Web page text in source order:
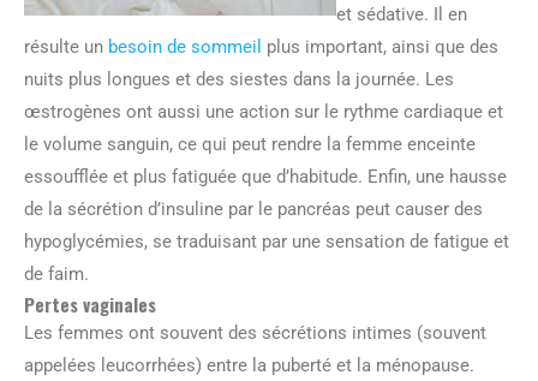
et sédative. Il en
résulte un besoin de sommeil plus important, ainsi que des
nuits plus longues et des siestes dans la journée. Les
œstrogènes ont aussi une action sur le rythme cardiaque et
le volume sanguin, ce qui peut rendre la femme enceinte
essoufflée et plus fatiguée que d’habitude. Enfin, une hausse
de la sécrétion d’insuline par le pancréas peut causer des
hypoglycémies, se traduisant par une sensation de fatigue et
de faim.
Pertes vaginales
Les femmes ont souvent des sécrétions intimes (souvent
appelées leucorrhées) entre la puberté et la ménopause.